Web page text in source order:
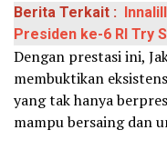
Berita Terkait :
Presiden ke-6 RI Try
Dengan prestasi ini,
membuktikan
yang tak hanya
mampu bersaing dan